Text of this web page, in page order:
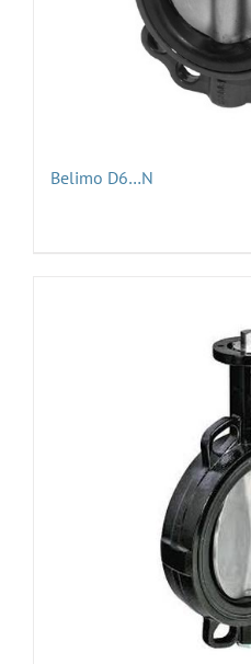
Belimo D6…N